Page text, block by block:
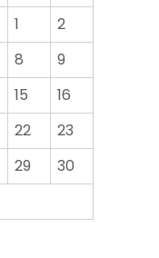
1
2
8
9
15
16
22
23
29
30